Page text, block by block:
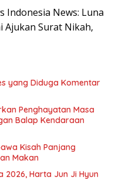
Indonesia News: Luna
Ajukan Surat Nikah,
yang Diduga Komentar
Penghayatan Masa
Balap Kendaraan
Kisah Panjang
Makan
2026, Harta Jun Ji Hyun